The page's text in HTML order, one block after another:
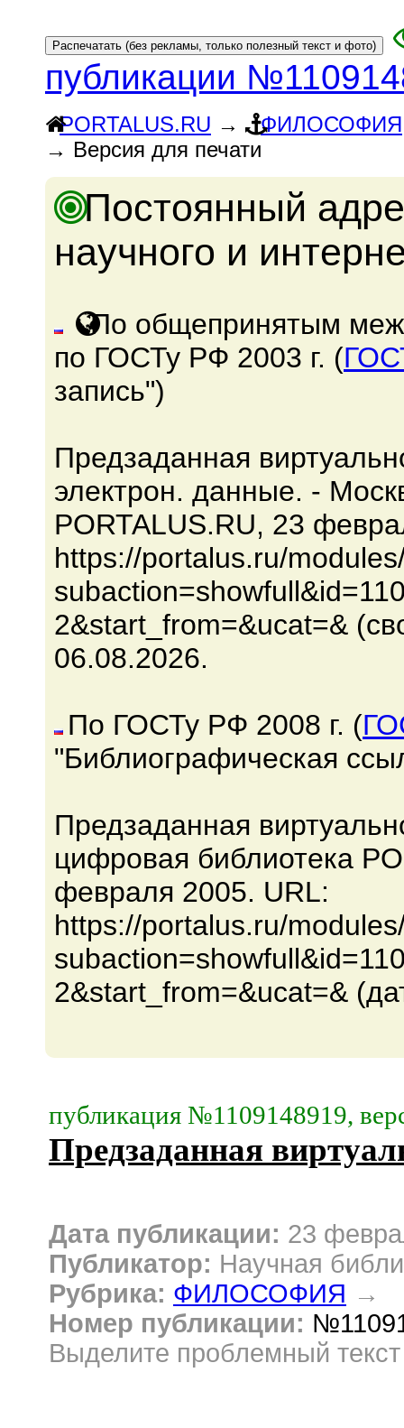
публикации
PORTALUS.RU → ФИЛОСОФИЯ
→ Версия для печати
Постоянный
научного и
По общепринятым
по ГОСТу РФ 2003 г. (
запись")
Предзаданная
электрон. данные. -
PORTALUS.RU, 23
https://portalus.ru/
2&start_from=&ucat=&
06.08.2026.
По ГОСТу РФ 2008 г. (
"Библиографическая
Предзаданная
цифровая библиотека
февраля 2005. URL:
https://portalus.ru/
2&start_from=&ucat=&
публикация №1109148919,
Предзаданная
Дата публикации: 23
Публикатор: Научная
Рубрика: ФИЛОСОФИЯ →
Номер публикации:
Выделите проблемный